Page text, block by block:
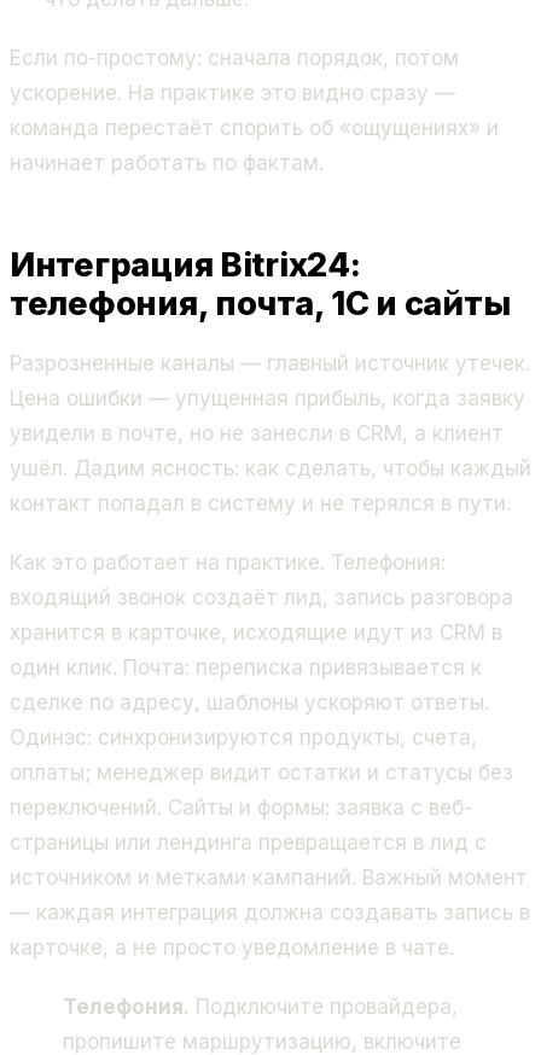
Если по-простому: сначала порядок, потом
ускорение. На практике это видно сразу —
команда перестаёт спорить об «ощущениях» и
начинает работать по фактам.
Интеграция Bitrix24:
телефония, почта, 1C и сайты
Разрозненные каналы — главный источник утечек.
Цена ошибки — упущенная прибыль, когда заявку
увидели в почте, но не занесли в CRM, а клиент
ушёл. Дадим ясность: как сделать, чтобы каждый
контакт попадал в систему и не терялся в пути.
Как это работает на практике. Телефония:
входящий звонок создаёт лид, запись разговора
хранится в карточке, исходящие идут из CRM в
один клик. Почта: переписка привязывается к
сделке по адресу, шаблоны ускоряют ответы.
Одинэс: синхронизируются продукты, счета,
оплаты; менеджер видит остатки и статусы без
переключений. Сайты и формы: заявка с веб-
страницы или лендинга превращается в лид с
источником и метками кампаний. Важный момент
— каждая интеграция должна создавать запись в
карточке, а не просто уведомление в чате.
Телефония. Подключите провайдера,
пропишите маршрутизацию, включите